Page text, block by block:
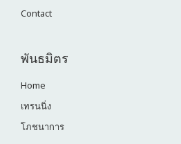
Contact
พันธมิตร
Home
เทรนนิ่ง
โภชนาการ